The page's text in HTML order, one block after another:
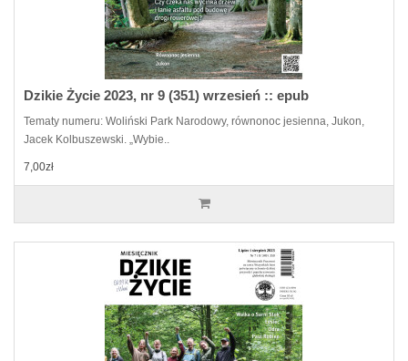
Dzikie Życie 2023, nr 9 (351) wrzesień :: epub
Tematy numeru: Woliński Park Narodowy, równonoc jesienna, Jukon,
Jacek Kolbuszewski. „Wybie..
7,00zł